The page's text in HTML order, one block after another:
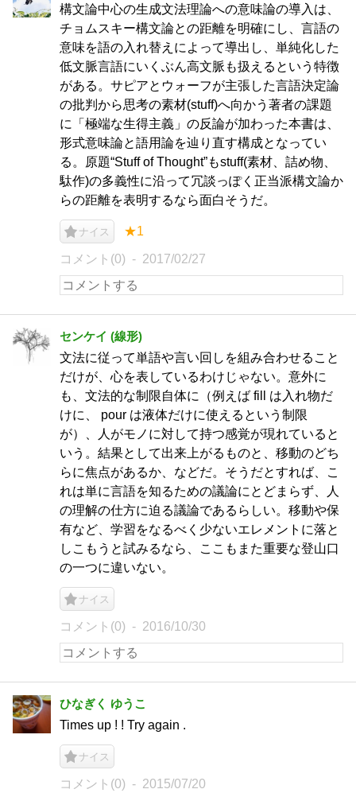
構文論中心の生成文法理論への意味論の導入は、
チョムスキー構文論との距離を明確にし、言語の
意味を語の入れ替えによって導出し、単純化した
低文脈言語にいくぶん高文脈も扱えるという特徴
がある。サピアとウォーフが主張した言語決定論
の批判から思考の素材(stuff)へ向かう著者の課題
に「極端な生得主義」の反論が加わった本書は、
形式意味論と語用論を辿り直す構成となってい
る。原題“Stuff of Thought”もstuff(素材、詰め物、
駄作)の多義性に沿って冗談っぽく正当派構文論か
らの距離を表明するなら面白そうだ。
ナイス ★1
コメント(0) 2017/02/27
センケイ (線形)
文法に従って単語や言い回しを組み合わせること
だけが、心を表しているわけじゃない。意外に
も、文法的な制限自体に（例えば fill は入れ物だ
けに、 pour は液体だけに使えるという制限
が）、人がモノに対して持つ感覚が現れていると
いう。結果として出来上がるものと、移動のどち
らに焦点があるか、などだ。そうだとすれば、こ
れは単に言語を知るための議論にとどまらず、人
の理解の仕方に迫る議論であるらしい。移動や保
有など、学習をなるべく少ないエレメントに落と
しこもうと試みるなら、ここもまた重要な登山口
の一つに違いない。
ナイス
コメント(0) 2016/10/30
ひなぎく ゆうこ
Times up ! ! Try again .
ナイス
コメント(0) 2015/07/20